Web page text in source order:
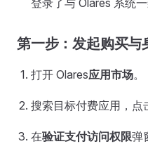
登录了与 Olares 系统一
第一步：发起购买与
打开 Olares应用市场。
搜索目标付费应用，点
在验证支付访问权限弹